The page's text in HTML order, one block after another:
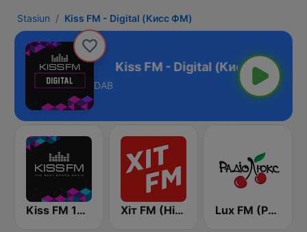
Stasiun Kiss FM - Digital (Кисc ФМ)
(Кисc ФМ)
DAB
Kiss FM 106.5 (Кисc ФМ) Хіт FM (Hit FM) Lux FM (Pадіо Люкс)